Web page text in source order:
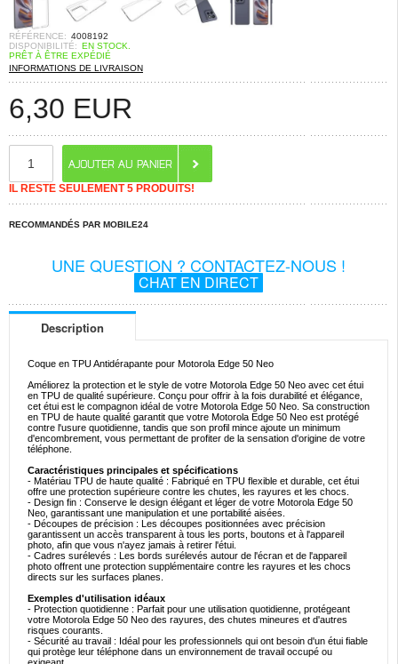
RÉFÉRENCE: 4008192
DISPONIBILITÉ: EN STOCK.
PRÊT À ÊTRE EXPÉDIÉ
INFORMATIONS DE LIVRAISON
6,30 EUR
IL RESTE SEULEMENT 5 PRODUITS!
RECOMMANDÉS PAR MOBILE24
UNE QUESTION ? CONTACTEZ-NOUS !
CHAT EN DIRECT
Description
Coque en TPU Antidérapante pour Motorola Edge 50 Neo
Améliorez la protection et le style de votre Motorola Edge 50 Neo avec cet étui
en TPU de qualité supérieure. Conçu pour offrir à la fois durabilité et élégance,
cet étui est le compagnon idéal de votre Motorola Edge 50 Neo. Sa construction
en TPU de haute qualité garantit que votre Motorola Edge 50 Neo est protégé
contre l'usure quotidienne, tandis que son profil mince ajoute un minimum
d'encombrement, vous permettant de profiter de la sensation d'origine de votre
téléphone.
Caractéristiques principales et spécifications
- Matériau TPU de haute qualité : Fabriqué en TPU flexible et durable, cet étui
offre une protection supérieure contre les chutes, les rayures et les chocs.
- Design fin : Conserve le design élégant et léger de votre Motorola Edge 50
Neo, garantissant une manipulation et une portabilité aisées.
- Découpes de précision : Les découpes positionnées avec précision
garantissent un accès transparent à tous les ports, boutons et à l'appareil
photo, afin que vous n'ayez jamais à retirer l'étui.
- Cadres surélevés : Les bords surélevés autour de l'écran et de l'appareil
photo offrent une protection supplémentaire contre les rayures et les chocs
directs sur les surfaces planes.
Exemples d'utilisation idéaux
- Protection quotidienne : Parfait pour une utilisation quotidienne, protégeant
votre Motorola Edge 50 Neo des rayures, des chutes mineures et d'autres
risques courants.
- Sécurité au travail : Idéal pour les professionnels qui ont besoin d'un étui fiable
qui protège leur téléphone dans un environnement de travail occupé ou